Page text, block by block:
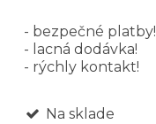
- bezpečné platby!
- lacná dodávka!
- rýchly kontakt!
Na sklade